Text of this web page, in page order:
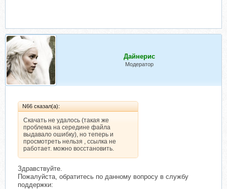
Дайнерис
Модератор
N66 сказал(а):
Скачать не удалось (такая же
проблема на середине файла
выдавало ошибку), но теперь и
просмотреть нельзя , ссылка не
работает. можно восстановить.
Здравствуйте.
Пожалуйста, обратитесь по данному вопросу в службу
поддержки: